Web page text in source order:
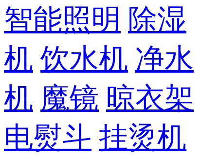
智能照明 除湿
机 饮水机 净水
机 魔镜 晾衣架
电熨斗 挂烫机